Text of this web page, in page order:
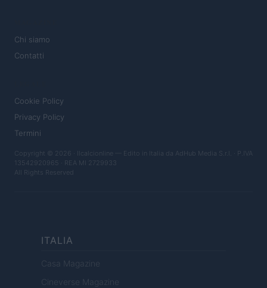
Chi siamo
Contatti
Cookie Policy
Privacy Policy
Termini
Copyright © 2026 · Ilcalcionline — Edito in Italia da AdHub Media S.r.l. · P.IVA
13542920965 · REA MI 2729933
All Rights Reserved
ITALIA
Casa Magazine
Cineverse Magazine